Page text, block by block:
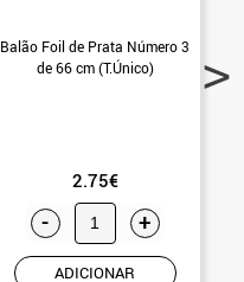
Balão Foil de Prata Número 3
de 66 cm (T.Único)
2.75€
- +
ADICIONAR